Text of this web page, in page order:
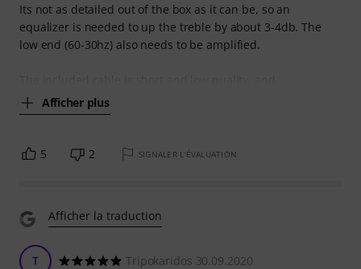
Its not as detailed out of the box as it can be, so an
equalizer is needed to up the treble by about 3-4db. The
low end (60-30hz) also needs to be amplified.
Afficher plus
5 2 SIGNALER L'ÉVALUATION
Afficher la traduction
T Tripokaridos 30.09.2020